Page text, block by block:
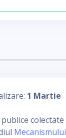
1 Martie
colectate
Mecanismului